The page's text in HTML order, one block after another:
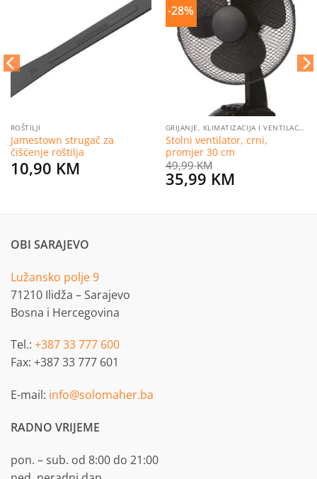
Dodaj
na
listu
ROŠTILJI
Jamestown strugač za
čišćenje roštilja
10,90 KM
-28%
Dodaj
na
listu
želja
GRIJANJE, KLIMATIZACIJA I VENTILACIJA
Stolni ventilator, crni,
promjer 30 cm
49,99KM
Original
price
35,99 KMCurrent
OBI SARAJEVO
Lužansko polje 9
71210 Ilidža – Sarajevo
Bosna i Hercegovina
Tel.: +387 33 777 600
Fax: +387 33 777 601
E-mail: info@solomaher.ba
RADNO VRIJEME
pon. – sub. od 8:00 do 21:00